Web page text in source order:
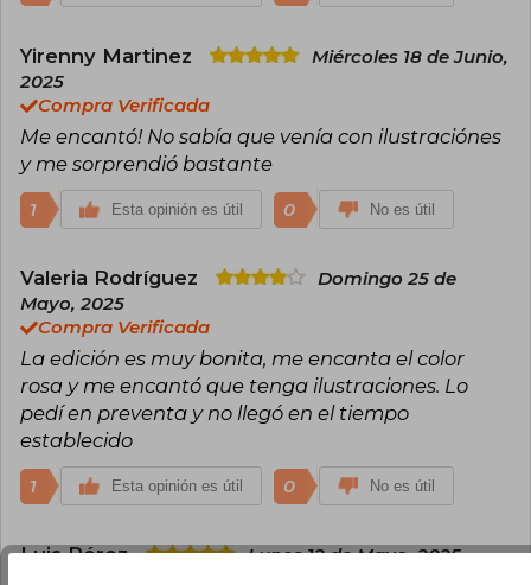
Yirenny Martinez
Miércoles 18 de Junio,
2025
Compra Verificada
Me encantó! No sabía que venía con ilustraciónes
y me sorprendió bastante
1 Esta opinión es útil 0 No es útil
Valeria Rodríguez
Domingo 25 de
Mayo, 2025
Compra Verificada
La edición es muy bonita, me encanta el color
rosa y me encantó que tenga ilustraciones. Lo
pedí en preventa y no llegó en el tiempo
establecido
1 Esta opinión es útil 0 No es útil
Luis Pérez
Lunes 12 de Mayo, 2025